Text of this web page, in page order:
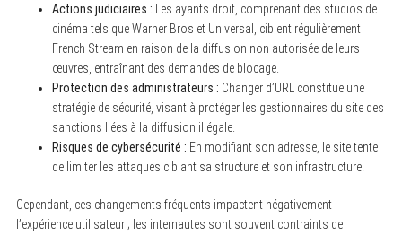
Actions judiciaires : Les ayants droit, comprenant des studios de
cinéma tels que Warner Bros et Universal, ciblent régulièrement
French Stream en raison de la diffusion non autorisée de leurs
œuvres, entraînant des demandes de blocage.
Protection des administrateurs : Changer d’URL constitue une
stratégie de sécurité, visant à protéger les gestionnaires du site des
sanctions liées à la diffusion illégale.
Risques de cybersécurité : En modifiant son adresse, le site tente
de limiter les attaques ciblant sa structure et son infrastructure.
Cependant, ces changements fréquents impactent négativement
l’expérience utilisateur ; les internautes sont souvent contraints de